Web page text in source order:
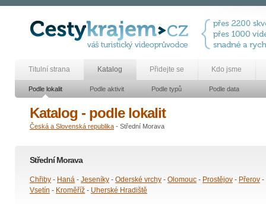
Titulní strana Katalog Přidejte se Kdo jsme
Podle lokalit Podle aktivit Podle typů Podle data
Katalog - podle lokalit
Česká a Slovenská republika - Střední Morava
Střední Morava
Chřiby - Haná - Jeseníky - Oderské vrchy - Olomouc - Prostějov - Přerov -
Vsetín - Kroměříž - Uherské Hradiště